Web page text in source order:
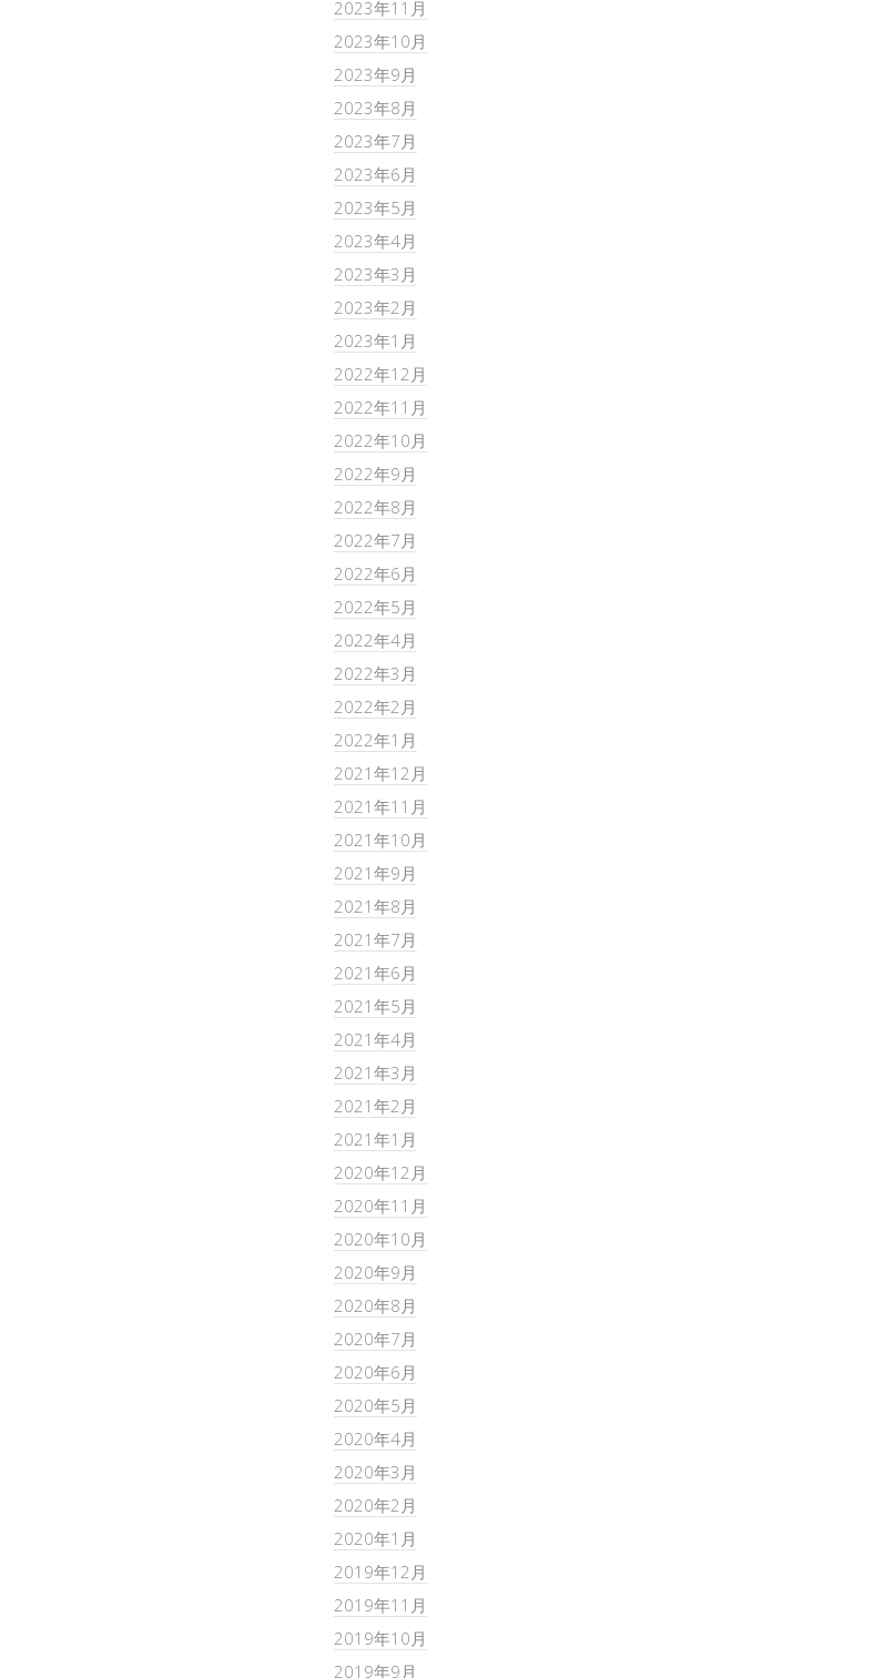
2023年11月
2023年10月
2023年9月
2023年8月
2023年7月
2023年6月
2023年5月
2023年4月
2023年3月
2023年2月
2023年1月
2022年12月
2022年11月
2022年10月
2022年9月
2022年8月
2022年7月
2022年6月
2022年5月
2022年4月
2022年3月
2022年2月
2022年1月
2021年12月
2021年11月
2021年10月
2021年9月
2021年8月
2021年7月
2021年6月
2021年5月
2021年4月
2021年3月
2021年2月
2021年1月
2020年12月
2020年11月
2020年10月
2020年9月
2020年8月
2020年7月
2020年6月
2020年5月
2020年4月
2020年3月
2020年2月
2020年1月
2019年12月
2019年11月
2019年10月
2019年9月